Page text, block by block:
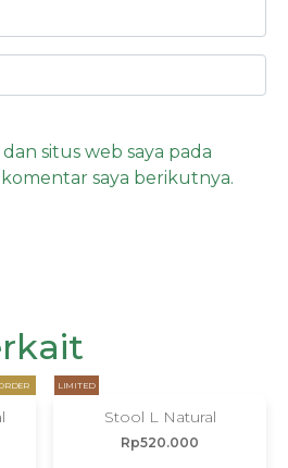
situs web saya pada
saya berikutnya.
LIMITED
Stool L Natural
Rp520.000